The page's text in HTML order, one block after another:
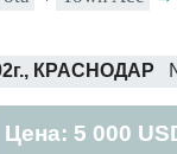
КРАСНОДАР
Цена: 5 000